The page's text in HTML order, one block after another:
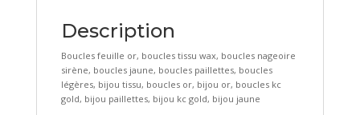
Description
Boucles feuille or, boucles tissu wax, boucles nageoire
sirène, boucles jaune, boucles paillettes, boucles
légères, bijou tissu, boucles or, bijou or, boucles kc
gold, bijou paillettes, bijou kc gold, bijou jaune